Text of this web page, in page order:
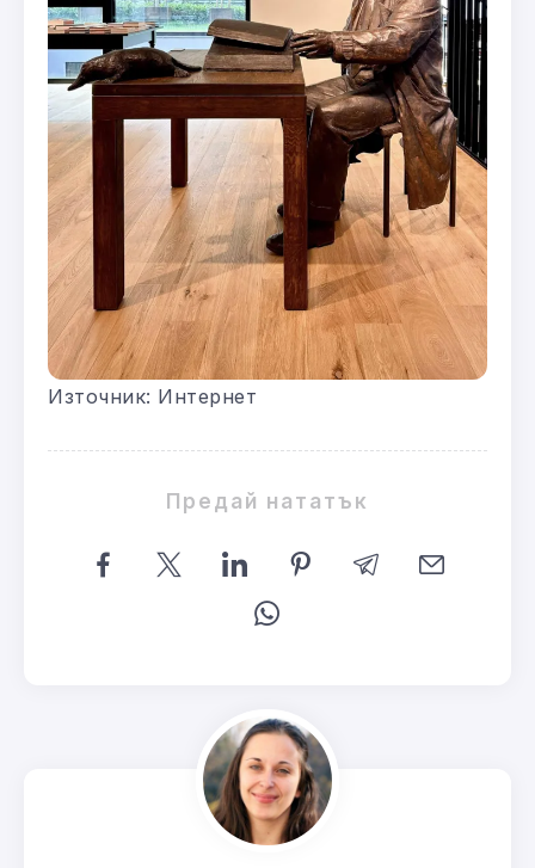
Източник: Интернет
Предай нататък